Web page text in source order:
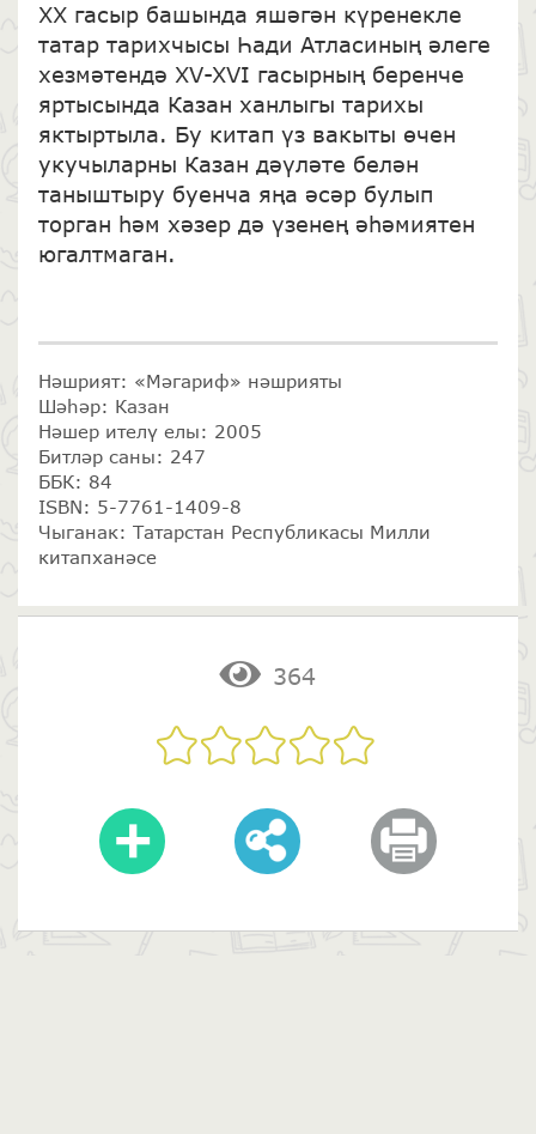
XX гасыр башында яшәгән күренекле
татар тарихчысы Һади Атласиның әлеге
хезмәтендә XV-XVI гасырның беренче
яртысында Казан ханлыгы тарихы
яктыртыла. Бу китап үз вакыты өчен
укучыларны Казан дәүләте белән
таныштыру буенча яңа әсәр булып
торган һәм хәзер дә үзенең әһәмиятен
югалтмаган.
Нәшрият: «Мәгариф» нәшрияты
Шәһәр: Казан
Нәшер ителү елы: 2005
Битләр саны: 247
ББК: 84
ISBN: 5-7761-1409-8
Чыганак: Татарстан Республикасы Милли
китапханәсе
364